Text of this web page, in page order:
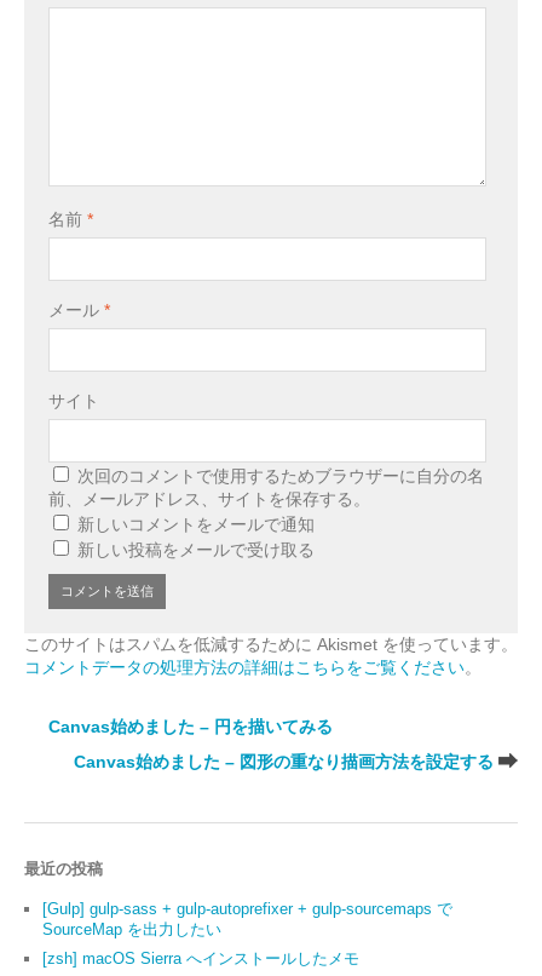
名前 *
メール *
サイト
次回のコメントで使用するためブラウザーに自分の名
前、メールアドレス、サイトを保存する。
新しいコメントをメールで通知
新しい投稿をメールで受け取る
このサイトはスパムを低減するために Akismet を使っています。
コメントデータの処理方法の詳細はこちらをご覧ください。
Canvas始めました – 円を描いてみる
Canvas始めました – 図形の重なり描画方法を設定する
最近の投稿
[Gulp] gulp-sass + gulp-autoprefixer + gulp-sourcemaps で
SourceMap を出力したい
[zsh] macOS Sierra へインストールしたメモ